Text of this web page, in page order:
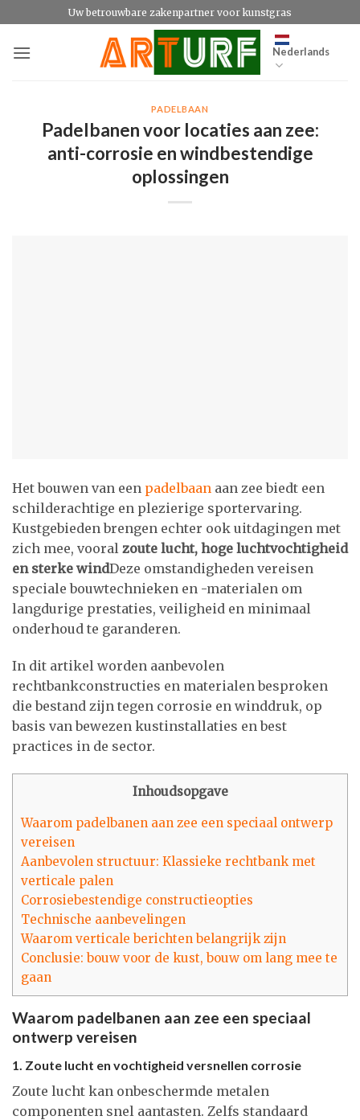
naar
inhoud
Uw betrouwbare zakenpartner voor kunstgras
Nederlands
PADELBAAN
Padelbanen voor locaties aan zee:
anti-corrosie en windbestendige
oplossingen
Het bouwen van een padelbaan aan zee biedt een
schilderachtige en plezierige sportervaring.
Kustgebieden brengen echter ook uitdagingen met
zich mee, vooral zoute lucht, hoge luchtvochtigheid
en sterke windDeze omstandigheden vereisen
speciale bouwtechnieken en -materialen om
langdurige prestaties, veiligheid en minimaal
onderhoud te garanderen.
In dit artikel worden aanbevolen
rechtbankconstructies en materialen besproken
die bestand zijn tegen corrosie en winddruk, op
basis van bewezen kustinstallaties en best
practices in de sector.
Inhoudsopgave
Waarom padelbanen aan zee een speciaal ontwerp
vereisen
Aanbevolen structuur: Klassieke rechtbank met
verticale palen
Corrosiebestendige constructieopties
Technische aanbevelingen
Waarom verticale berichten belangrijk zijn
Conclusie: bouw voor de kust, bouw om lang mee te
gaan
Waarom padelbanen aan zee een speciaal
ontwerp vereisen
1. Zoute lucht en vochtigheid versnellen corrosie
Zoute lucht kan onbeschermde metalen
componenten snel aantasten. Zelfs standaard